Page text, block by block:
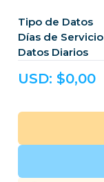
Tipo de Datos
Días de Servicio
Datos Diarios
USD: $0,00